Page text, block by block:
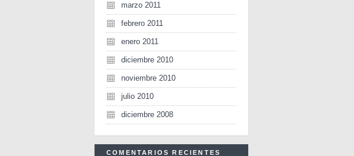
marzo 2011
febrero 2011
enero 2011
diciembre 2010
noviembre 2010
julio 2010
diciembre 2008
COMENTARIOS RECIENTES